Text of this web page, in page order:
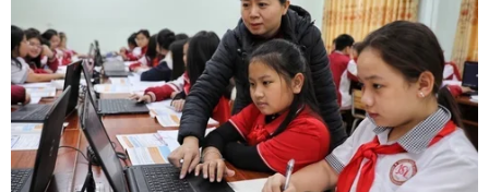
Coronet sẽ sản xuất da giày từ nhà máy của họ
đặt trong khu công nghiệp Giao Long, cách
Thành phố Hồ Chí Minh một giờ rưỡi chạy xe.
Cố vấn cao cấp của Coronet, ông Umberto de
Marco cho biết Công ty đặt mục tiêu 2 triệu m2